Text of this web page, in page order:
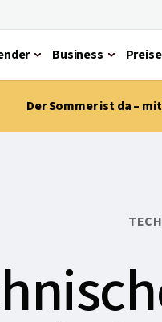
Business Preise
Der Sommer ist da –